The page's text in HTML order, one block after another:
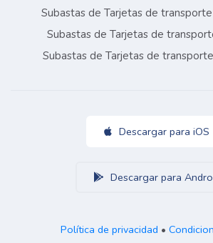
Subastas de Tarjetas de
Subastas de Tarjetas de
Subastas de Tarjetas de
Descargar para iOS
Descargar para
Política de privacidad •